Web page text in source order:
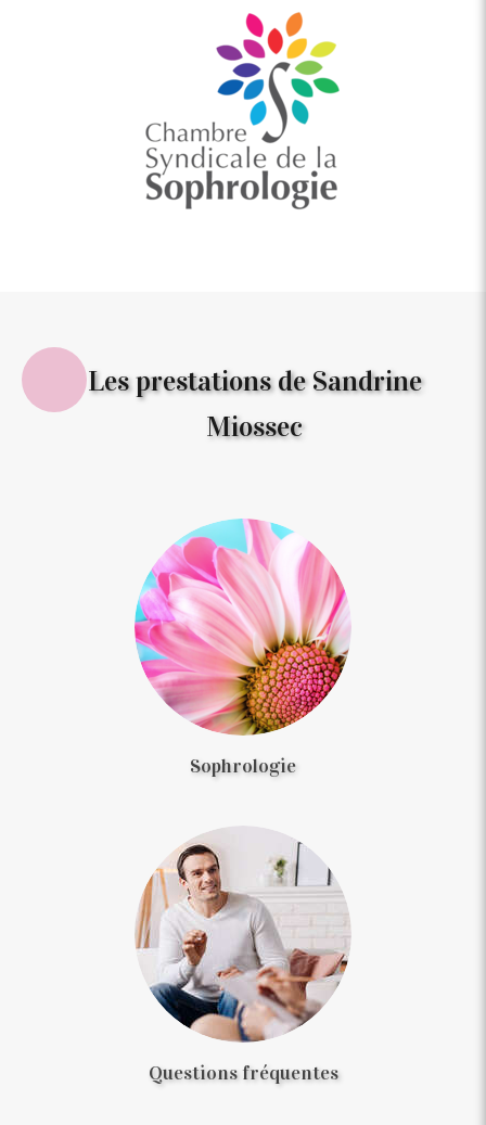
Les prestations de Sandrine
Miossec
Sophrologie
Questions fréquentes